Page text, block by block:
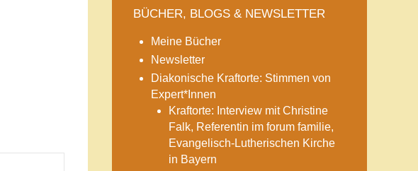
BÜCHER, BLOGS & NEWSLETTER
Meine Bücher
Newsletter
Diakonische Kraftorte: Stimmen von
Expert*Innen
Kraftorte: Interview mit Christine
Falk, Referentin im forum familie,
Evangelisch-Lutherischen Kirche
in Bayern